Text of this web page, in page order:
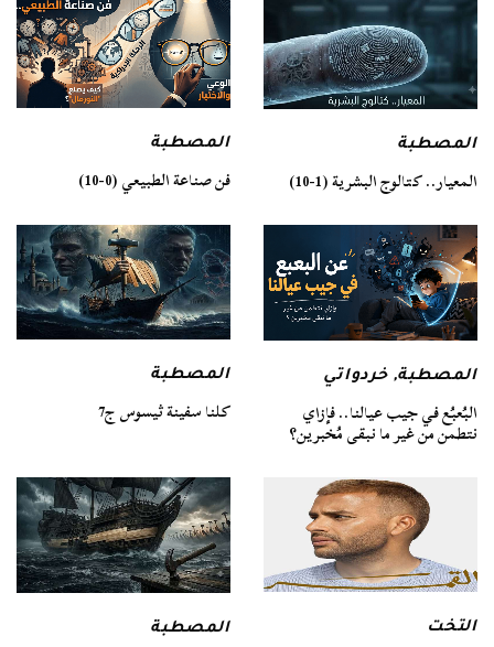
المصطبة
المعيار.. كتالوج البشرية (1-10)
المصطبة
فن صناعة الطبيعي (0-10)
المصطبة,خردواتي
البُعبُع في جيب عيالنا.. فإزاي
نتطمن من غير ما نبقى مُخبرين؟
المصطبة
كلنا سفينة ثيسوس ج7
التخت المصطبة